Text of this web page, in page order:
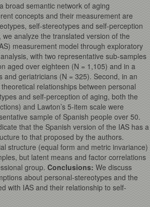
broad semantic network of aging
concepts and their measurement are
self-stereotypes and self-perception
we analyze the translated version of the
measurement model through exploratory
with two representative sub-samples
aged over eighteen (N = 1,105) and in a
and geriatricians (N = 325). Second, in an
relationships between personal
and self-perception of aging, both the
and Lawton’s 5-item scale were
sample of Spanish people over 50.
that the Spanish version of the IAS has a
to that proposed by the authors.
structure (equal form and metric invariance)
but latent means and factor correlations
group. Conclusions: We discuss
about personal-stereotypes and the
with IAS and their relationship to self-